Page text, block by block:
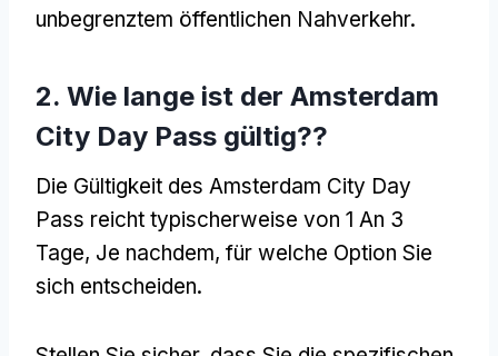
unbegrenztem öffentlichen Nahverkehr.
2. Wie lange ist der Amsterdam
City Day Pass gültig??
Die Gültigkeit des Amsterdam City Day
Pass reicht typischerweise von 1 An 3
Tage, Je nachdem, für welche Option Sie
sich entscheiden.